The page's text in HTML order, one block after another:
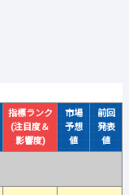
指標ランク
(注目度＆
影響度)
市場
予想
値
前回
発表
値